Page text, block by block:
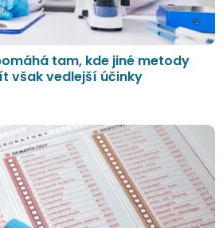
tam, kde jiné metody
však vedlejší účinky